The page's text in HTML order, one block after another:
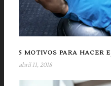
5 MOTIVOS PARA HACER
abril 11, 2018